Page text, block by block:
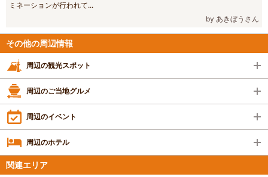
ミネーションが行われて...
by あきぼうさん
その他の周辺情報
周辺の観光スポット
周辺のご当地グルメ
周辺のイベント
周辺のホテル
関連エリア